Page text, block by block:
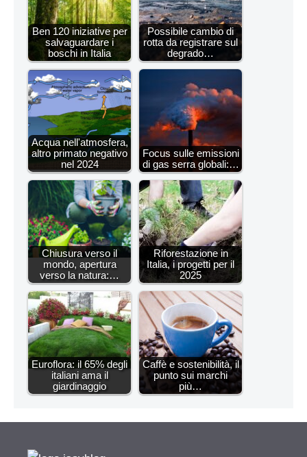
Ben 120 iniziative per
salvaguardare i
boschi in Italia
Possibile cambio di
rotta da registrare sul
degrado…
Acqua nell'atmosfera,
altro primato negativo
nel 2024
Focus sulle emissioni
di gas serra globali:…
Chiusura verso il
mondo, apertura
verso la natura:…
Riforestazione in
Italia, i progetti per il
2025
Euroflora: il 65% degli
italiani ama il
giardinaggio
Caffè e sostenibilità, il
punto sui marchi
più…